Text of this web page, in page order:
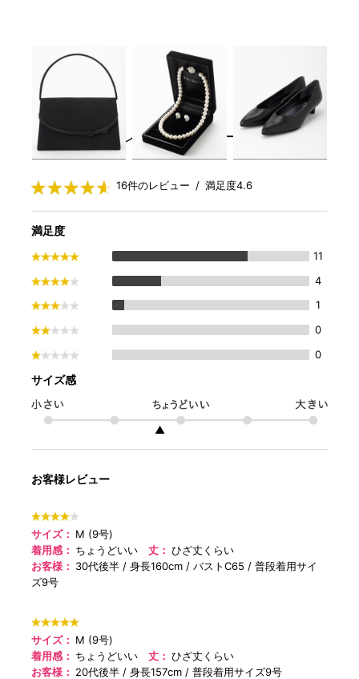
Select Shop
￥1,980(税込)～
Select Shop
￥1,980(税込)～
レンタルレビュー
RENTAL REVIEWS
16件のレビュー / 満足度4.6
満足度
11
4
1
0
0
サイズ感
▲
お客様レビュー
サイズ： M (9号)
着用感： ちょうどいい 丈：ひざ丈くらい
お客様： 30代後半 身長160cm バストC65
普段着用サイ
ズ9号
サイズ： M (9号)
着用感： ちょうどいい 丈：ひざ丈くらい
お客様： 20代後半 身長157cm 普段着用サイズ9号